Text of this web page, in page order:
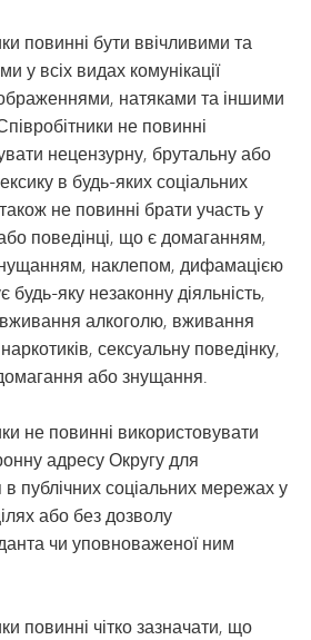
повинні бути ввічливими та
у всіх видах комунікації
натяками та іншими
не повинні
нецензурну, брутальну або
в будь-яких соціальних
не повинні брати участь у
або поведінці, що є домаганням,
наклепом, дифамацією
будь-яку незаконну діяльність,
алкоголю, вживання
сексуальну поведінку,
або знущання.
не повинні використовувати
адресу Округу для
в публічних соціальних мережах у
або без дозволу
чи уповноваженої ним
повинні чітко зазначати, що